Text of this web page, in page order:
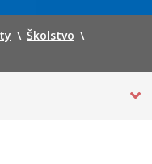
\ Školstvo \